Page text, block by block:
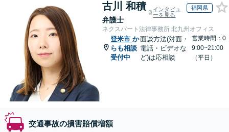
古川 和積
弁護士
インタビュ
ーを見る
福岡県
ネクスパート法律事務所 北九州オフィス
登米市 か
らも相談
受付中
面談方法(対面・
電話・ビデオな
ど)は応相談
営業時間：0
9:00~21:00
（平日）
交通事故の損害賠償増額